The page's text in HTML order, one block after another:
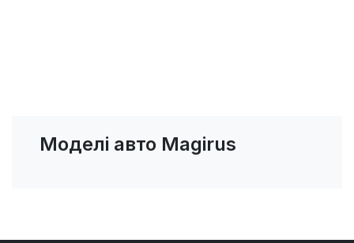
Моделі авто Magirus